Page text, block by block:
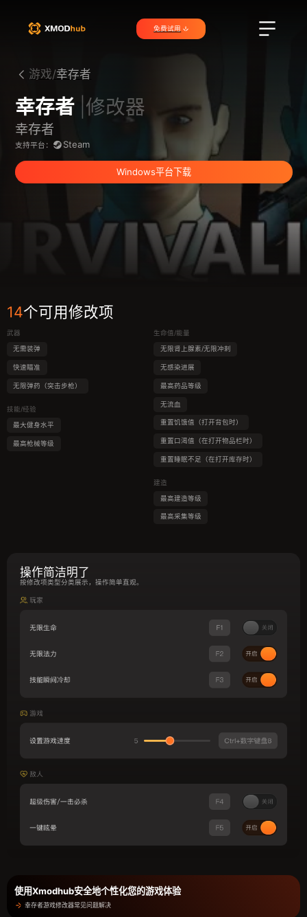
免费试用
游戏/幸存者
幸存者 |修改器
幸存者
支持平台： Steam
Windows平台下载
14个可用修改项
武器
无需装弹
快速瞄准
无限弹药（突击步枪）
技能/经验
最大健身水平
最高枪械等级
生命值/能量
无限肾上腺素/无限冲刺
无感染进展
最高药品等级
无流血
重置饥饿值（打开背包时）
重置口渴值（在打开物品栏时）
重置睡眠不足（在打开库存时）
建造
最高建造等级
最高采集等级
操作简洁明了
按修改项类型分类展示，操作简单直观。
使用Xmodhub安全地个性化您的游戏体验
幸存者游戏修改器常见问题解决